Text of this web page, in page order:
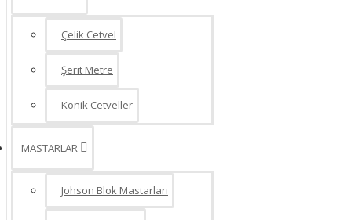
Çelik Cetvel
Şerit Metre
Konik Cetveller
MASTARLAR
Johson Blok Mastarları